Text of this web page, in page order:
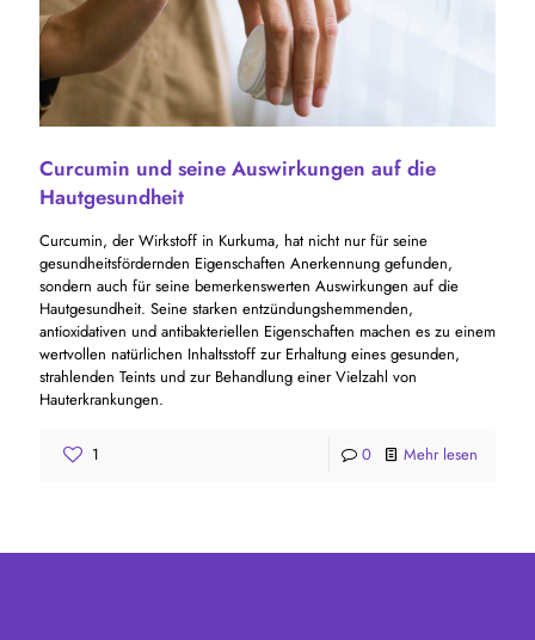
Curcumin und seine Auswirkungen auf die
Hautgesundheit
Curcumin, der Wirkstoff in Kurkuma, hat nicht nur für seine
gesundheitsfördernden Eigenschaften Anerkennung gefunden,
sondern auch für seine bemerkenswerten Auswirkungen auf die
Hautgesundheit. Seine starken entzündungshemmenden,
antioxidativen und antibakteriellen Eigenschaften machen es zu einem
wertvollen natürlichen Inhaltsstoff zur Erhaltung eines gesunden,
strahlenden Teints und zur Behandlung einer Vielzahl von
Hauterkrankungen.
1 0 Mehr lesen